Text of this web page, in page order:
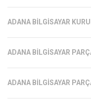
ADANA BILGISAYAR
ADANA BILGISAYAR
ADANA BILGISAYAR